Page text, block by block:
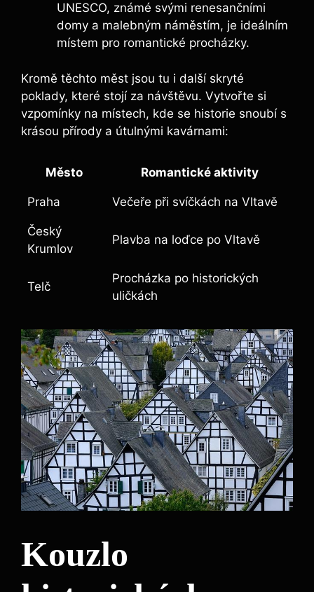
UNESCO, známé svými renesančními
domy a malebným náměstím, je ideálním
místem ​pro ⁤romantické procházky.
Kromě ⁣těchto měst‌ jsou tu i další skryté
poklady, které stojí za⁤ návštěvu. Vytvořte si
vzpomínky na místech, kde se historie snoubí s
krásou přírody a útulnými kavárnami:
Město Romantické aktivity
Praha Večeře při svíčkách⁢ na Vltavě
Český
Krumlov
Plavba na loďce ‌po​ Vltavě
Telč
Procházka po historických
uličkách
Kouzlo